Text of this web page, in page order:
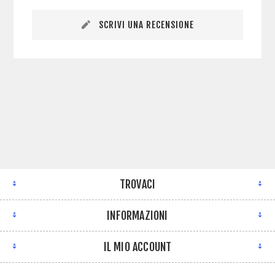
SCRIVI UNA RECENSIONE
TROVACI
INFORMAZIONI
IL MIO ACCOUNT